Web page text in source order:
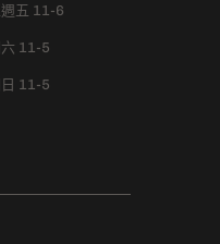
五 11-6
11-5
11-5